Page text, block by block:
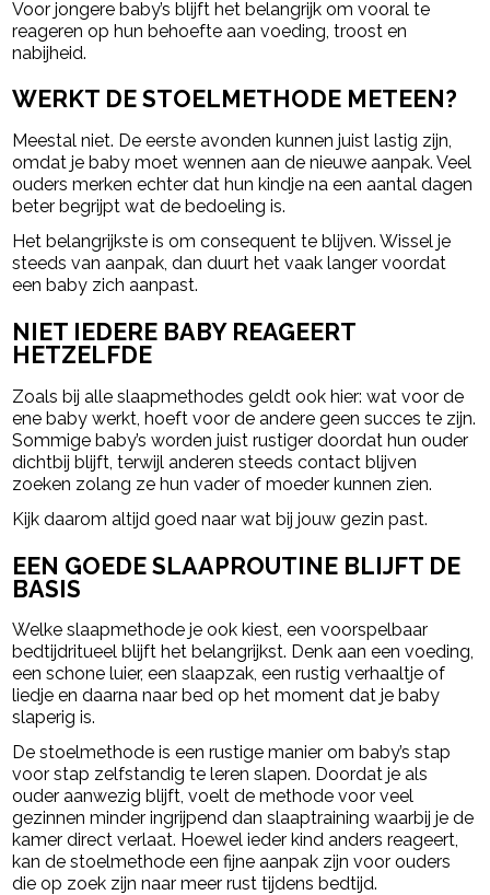
Voor jongere baby’s blijft het belangrijk om vooral te
reageren op hun behoefte aan voeding, troost en
nabijheid.
WERKT DE STOELMETHODE METEEN?
Meestal niet. De eerste avonden kunnen juist lastig zijn,
omdat je baby moet wennen aan de nieuwe aanpak. Veel
ouders merken echter dat hun kindje na een aantal dagen
beter begrijpt wat de bedoeling is.
Het belangrijkste is om consequent te blijven. Wissel je
steeds van aanpak, dan duurt het vaak langer voordat
een baby zich aanpast.
NIET IEDERE BABY REAGEERT
HETZELFDE
Zoals bij alle slaapmethodes geldt ook hier: wat voor de
ene baby werkt, hoeft voor de andere geen succes te zijn.
Sommige baby’s worden juist rustiger doordat hun ouder
dichtbij blijft, terwijl anderen steeds contact blijven
zoeken zolang ze hun vader of moeder kunnen zien.
Kijk daarom altijd goed naar wat bij jouw gezin past.
EEN GOEDE SLAAPROUTINE BLIJFT DE
BASIS
Welke slaapmethode je ook kiest, een voorspelbaar
bedtijdritueel blijft het belangrijkst. Denk aan een voeding,
een schone luier, een slaapzak, een rustig verhaaltje of
liedje en daarna naar bed op het moment dat je baby
slaperig is.
De stoelmethode is een rustige manier om baby’s stap
voor stap zelfstandig te leren slapen. Doordat je als
ouder aanwezig blijft, voelt de methode voor veel
gezinnen minder ingrijpend dan slaaptraining waarbij je de
kamer direct verlaat. Hoewel ieder kind anders reageert,
kan de stoelmethode een fijne aanpak zijn voor ouders
die op zoek zijn naar meer rust tijdens bedtijd.